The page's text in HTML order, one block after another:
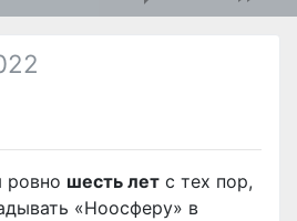
ровно шесть лет с тех пор,
«Ноосферу» в